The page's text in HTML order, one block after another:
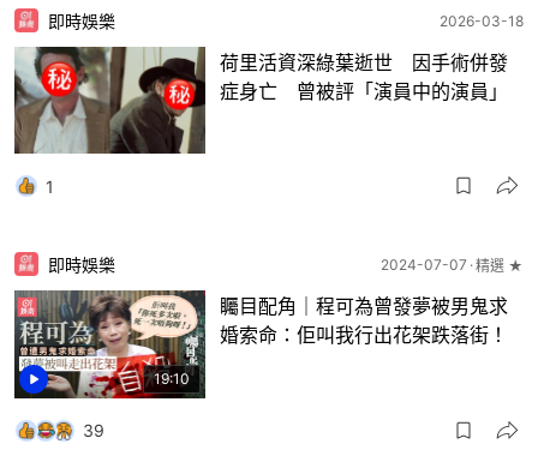
即時娛樂 2026-03-18
荷里活資深綠葉逝世 因手術併發
症身亡 曾被評「演員中的演員」
1
19:10
即時娛樂 2024-07-07 精選 ★
矚目配角｜程可為曾發夢被男鬼求
婚索命：佢叫我行出花架跌落街！
39